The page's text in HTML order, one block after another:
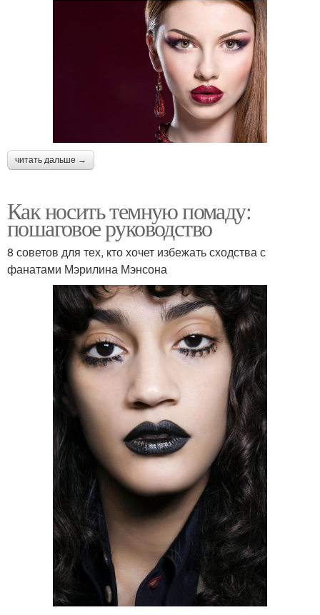
читать дальше →
Как носить темную помаду:
пошаговое руководство
8 советов для тех, кто хочет избежать сходства с
фанатами Мэрилина Мэнсона